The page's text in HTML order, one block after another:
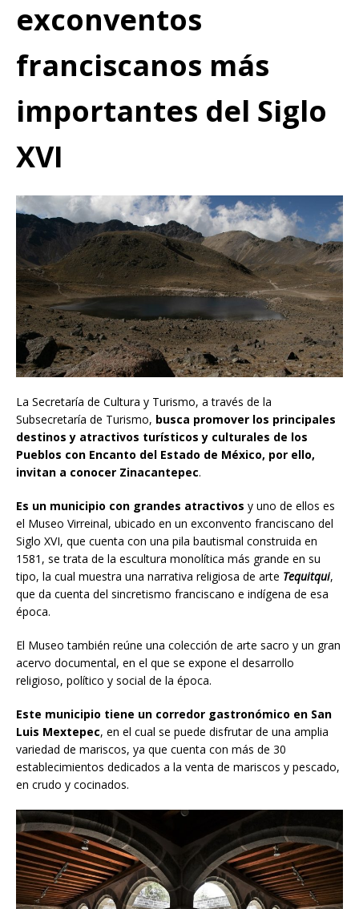
exconventos
franciscanos más
importantes del Siglo
XVI
La Secretaría de Cultura y Turismo, a través de la
Subsecretaría de Turismo, busca promover los principales
destinos y atractivos turísticos y culturales de los
Pueblos con Encanto del Estado de México, por ello,
invitan a conocer Zinacantepec.
Es un municipio con grandes atractivos y uno de ellos es
el Museo Virreinal, ubicado en un exconvento franciscano del
Siglo XVI, que cuenta con una pila bautismal construida en
1581, se trata de la escultura monolítica más grande en su
tipo, la cual muestra una narrativa religiosa de arte Tequitqui,
que da cuenta del sincretismo franciscano e indígena de esa
época.
El Museo también reúne una colección de arte sacro y un gran
acervo documental, en el que se expone el desarrollo
religioso, político y social de la época.
Este municipio tiene un corredor gastronómico en San
Luis Mextepec, en el cual se puede disfrutar de una amplia
variedad de mariscos, ya que cuenta con más de 30
establecimientos dedicados a la venta de mariscos y pescado,
en crudo y cocinados.